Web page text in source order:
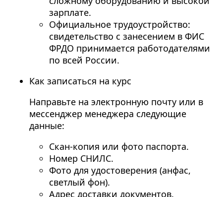
зарплате.
Официальное трудоустройство:
свидетельство с занесением в ФИС
ФРДО принимается работодателями
по всей России.
Как записаться на курс
Направьте на электронную почту или в
мессенджер менеджера следующие
данные:
Скан-копия или фото паспорта.
Номер СНИЛС.
Фото для удостоверения (анфас,
светлый фон).
Адрес доставки документов.